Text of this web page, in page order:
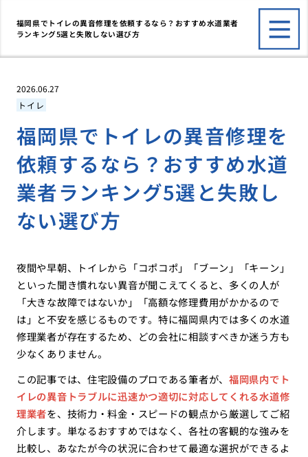
福岡県でトイレの異音修理を依頼するなら？おすすめ水道業者
ランキング5選と失敗しない選び方
2026.06.27
トイレ
福岡県でトイレの異音修理を
依頼するなら？おすすめ水道
業者ランキング5選と失敗し
ない選び方
夜間や早朝、トイレから「コポコポ」「ブーン」「キーン」
といった聞き慣れない異音が聞こえてくると、多くの人が
「大きな故障ではないか」「高額な修理費用がかかるので
は」と不安を感じるものです。特に福岡県内では多くの水道
修理業者が存在するため、どの会社に相談すべきか迷う方も
少なくありません。
この記事では、住宅設備のプロである筆者が、 福岡県内でト
イレの異音トラブルに迅速かつ適切に対応してくれる水道修
理業者を、技術力・料金・スピードの観点から厳選してご紹
介します。単なるおすすめではなく、各社の客観的な強みを
比較し、あなたが今の状況に合わせて最適な選択ができるよ